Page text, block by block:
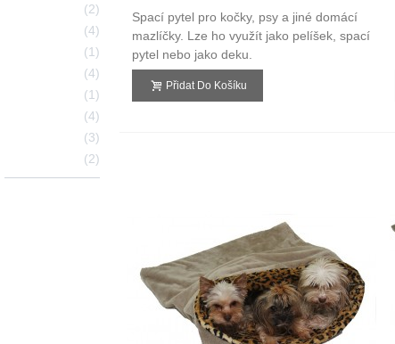
2
4
1
4
1
4
3
2
Spací pytel pro kočky, psy a jiné domácí
mazlíčky. Lze ho využít jako pelíšek, spací
pytel nebo jako deku.
Přidat Do Košíku